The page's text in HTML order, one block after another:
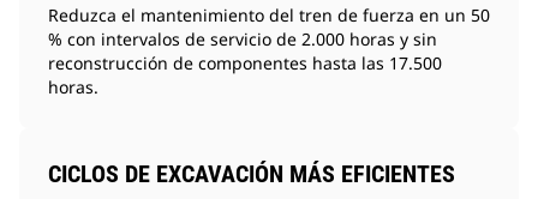
Reduzca el mantenimiento del tren de fuerza en un 50
% con intervalos de servicio de 2.000 horas y sin
reconstrucción de componentes hasta las 17.500
horas.
CICLOS DE EXCAVACIÓN MÁS EFICIENTES